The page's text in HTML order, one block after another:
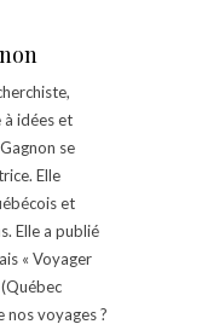
à idées et
se
Elle
et
Elle a publié
« Voyager
voyages ?